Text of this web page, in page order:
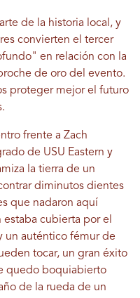
de la historia local, y
convierten el tercer
en relación con la
de oro del evento.
proteger mejor el futuro
frente a Zach
de USU Eastern y
la tierra de un
diminutos dientes
que nadaron aquí
estaba cubierta por el
un auténtico fémur de
tocar, un gran éxito
quedo boquiabierto
de la rueda de un